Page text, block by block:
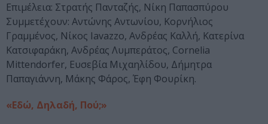
Επιμέλεια: Στρατής Πανταζής, Νίκη Παπασπύρου
Συμμετέχουν: Αντώνης Αντωνίου, Κορνήλιος
Γραμμένος, Νίκος Iavazzo, Ανδρέας Καλλή, Κατερίνα
Κατσιφαράκη, Ανδρέας Λυμπεράτος, Cornelia
Mittendorfer, Ευσεβία Μιχαηλίδου, Δήμητρα
Παπαγιάννη, Μάκης Φάρος, Έφη Φουρίκη.
«Εδώ, Δηλαδή, Πού;»